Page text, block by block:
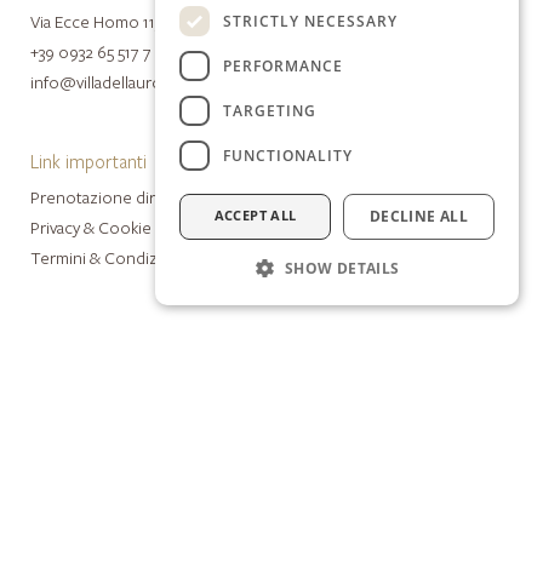
Via Ecce Homo 11, 97100 Ragusa (RG)
+39 0932 65 517 7
info@villadellauro.it
Link importanti
Prenotazione diretta
Privacy & Cookie Policy
Termini & Condizioni
STRICTLY NECESSARY
PERFORMANCE
TARGETING
FUNCTIONALITY
ACCEPT ALL DECLINE ALL
SHOW DETAILS